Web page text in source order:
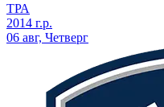
ТРА
2014 г.р.
06 авг, Четверг